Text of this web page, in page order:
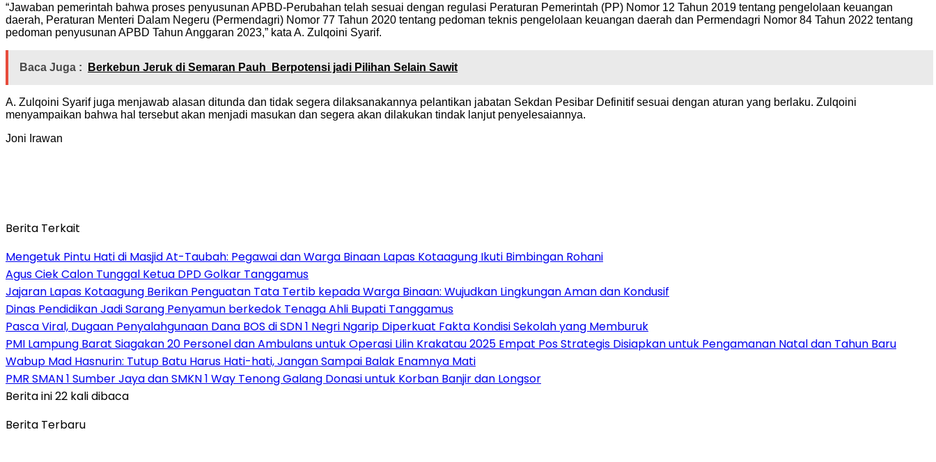
“Jawaban pemerintah bahwa proses penyusunan APBD-Perubahan telah sesuai dengan regulasi Peraturan Pemerintah (PP) Nomor 12 Tahun 2019 tentang pengelolaan keuangan
daerah, Peraturan Menteri Dalam Negeru (Permendagri) Nomor 77 Tahun 2020 tentang pedoman teknis pengelolaan keuangan daerah dan Permendagri Nomor 84 Tahun 2022 tentang
pedoman penyusunan APBD Tahun Anggaran 2023,” kata A. Zulqoini Syarif.
Baca Juga : Berkebun Jeruk di Semaran Pauh Berpotensi jadi Pilihan Selain Sawit
A. Zulqoini Syarif juga menjawab alasan ditunda dan tidak segera dilaksanakannya pelantikan jabatan Sekdan Pesibar Definitif sesuai dengan aturan yang berlaku. Zulqoini
menyampaikan bahwa hal tersebut akan menjadi masukan dan segera akan dilakukan tindak lanjut penyelesaiannya.
Joni Irawan
Berita Terkait
Mengetuk Pintu Hati di Masjid At-Taubah: Pegawai dan Warga Binaan Lapas Kotaagung Ikuti Bimbingan Rohani
Agus Ciek Calon Tunggal Ketua DPD Golkar Tanggamus
Jajaran Lapas Kotaagung Berikan Penguatan Tata Tertib kepada Warga Binaan: Wujudkan Lingkungan Aman dan Kondusif
Dinas Pendidikan Jadi Sarang Penyamun berkedok Tenaga Ahli Bupati Tanggamus
Pasca Viral, Dugaan Penyalahgunaan Dana BOS di SDN 1 Negri Ngarip Diperkuat Fakta Kondisi Sekolah yang Memburuk
PMI Lampung Barat Siagakan 20 Personel dan Ambulans untuk Operasi Lilin Krakatau 2025 Empat Pos Strategis Disiapkan untuk Pengamanan Natal dan Tahun Baru
Wabup Mad Hasnurin: Tutup Batu Harus Hati-hati, Jangan Sampai Balak Enamnya Mati
PMR SMAN 1 Sumber Jaya dan SMKN 1 Way Tenong Galang Donasi untuk Korban Banjir dan Longsor
Berita ini 22 kali dibaca
Berita Terbaru